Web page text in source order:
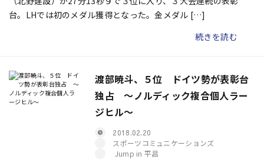
台。LHでは初のメダル獲得となった。金メダル […]
続きを読む
渡部暁斗、５位 ドイツ勢が表彰台
独占 ～ノルディック複合個人ラー
ジヒル～
2018.02.20
スポーツコミュニケーションズ
Jump in 平昌